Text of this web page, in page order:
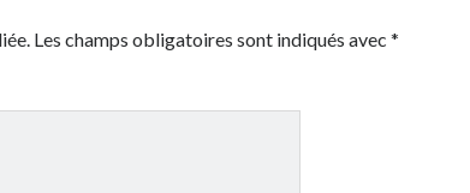
Les champs obligatoires sont indiqués avec*